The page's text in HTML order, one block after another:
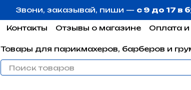
Звони, заказывай, пиши — с 9 до 17 в
Контакты Отзывы о магазине Оплата
Товары для парикмахеров, барберов и